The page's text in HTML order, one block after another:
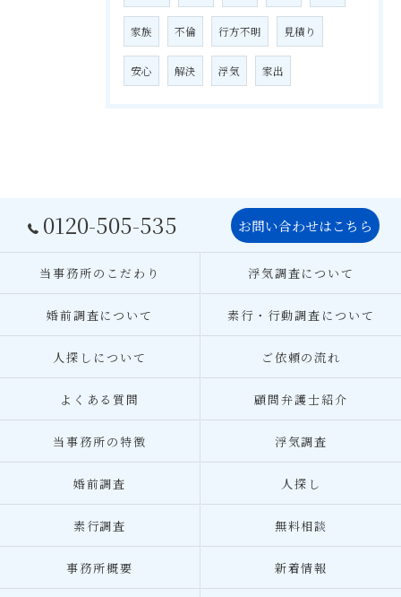
家族 不倫 行方不明 見積り
安心 解決 浮気 家出
0120-505-535 お問い合わせはこちら
当事務所のこだわり 浮気調査について
婚前調査について 素行・行動調査について
人探しについて ご依頼の流れ
よくある質問 顧問弁護士紹介
当事務所の特徴 浮気調査
婚前調査 人探し
素行調査 無料相談
事務所概要 新着情報